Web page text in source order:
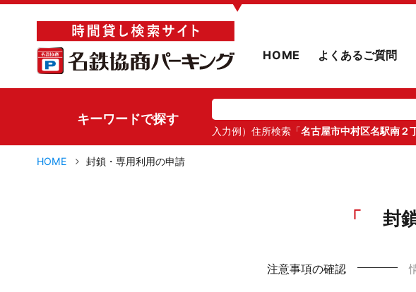
▼
HOME よくあるご質問
キーワードで探す
入力例）住所検索「名古屋市中村区名駅南２
HOME 封鎖・専用利用の申請
封
注意事項の確認